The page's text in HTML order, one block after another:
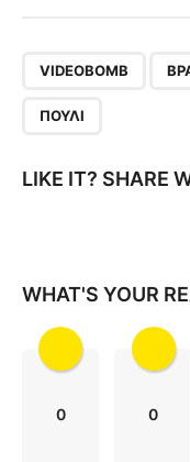
a
n
VIDEOBOMB
ΠΟΥΛΊ
LIKE IT? SHARE
WHAT'S YOUR
0 0